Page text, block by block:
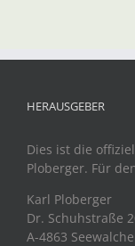
HERAUSGEBER
Dies ist die
Ploberger. Für
Karl Ploberger
Dr. Schuhstraße
A-4863